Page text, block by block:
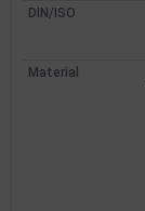
DIN/ISO
Material